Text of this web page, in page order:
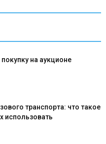
на аукционе
транспорта: что такое
использовать